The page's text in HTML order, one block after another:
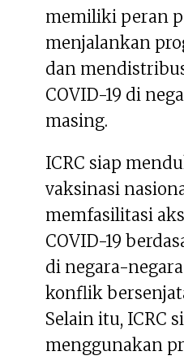
memiliki peran
menjalankan
dan
COVID-19 di
masing.
ICRC siap
vaksinasi
memfasilitasi
COVID-19
di negara-
konflik
Selain itu, ICRC
menggunakan